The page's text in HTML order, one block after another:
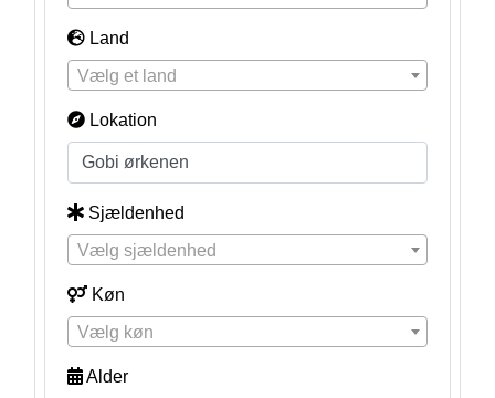
Land
Vælg et land
Lokation
Sjældenhed
Vælg sjældenhed
Køn
Vælg køn
Alder